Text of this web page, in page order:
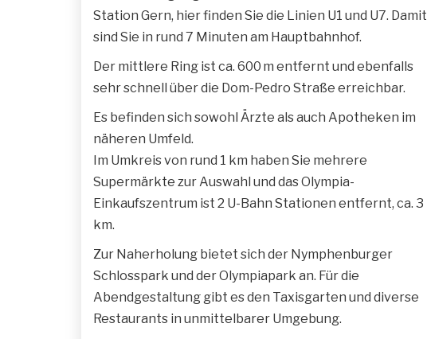
Station Gern, hier finden Sie die Linien U1 und U7. Damit
sind Sie in rund 7 Minuten am Hauptbahnhof.
Der mittlere Ring ist ca. 600 m entfernt und ebenfalls
sehr schnell über die Dom-Pedro Straße erreichbar.
Es befinden sich sowohl Ärzte als auch Apotheken im
näheren Umfeld.
Im Umkreis von rund 1 km haben Sie mehrere
Supermärkte zur Auswahl und das Olympia-
Einkaufszentrum ist 2 U-Bahn Stationen entfernt, ca. 3
km.
Zur Naherholung bietet sich der Nymphenburger
Schlosspark und der Olympiapark an. Für die
Abendgestaltung gibt es den Taxisgarten und diverse
Restaurants in unmittelbarer Umgebung.